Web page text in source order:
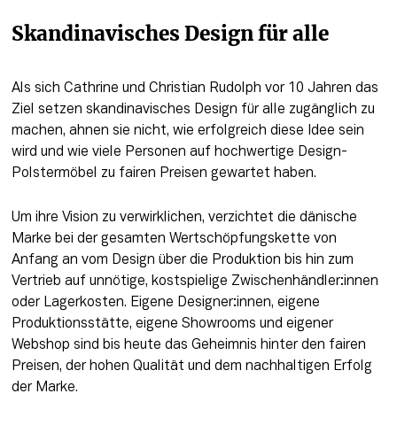
Skandinavisches Design für alle
Als sich Cathrine und Christian Rudolph vor 10 Jahren das
Ziel setzen skandinavisches Design für alle zugänglich zu
machen, ahnen sie nicht, wie erfolgreich diese Idee sein
wird und wie viele Personen auf hochwertige Design-
Polstermöbel zu fairen Preisen gewartet haben.
Um ihre Vision zu verwirklichen, verzichtet die dänische
Marke bei der gesamten Wertschöpfungskette von
Anfang an vom Design über die Produktion bis hin zum
Vertrieb auf unnötige, kostspielige Zwischenhändler:innen
oder Lagerkosten. Eigene Designer:innen, eigene
Produktionsstätte, eigene Showrooms und eigener
Webshop sind bis heute das Geheimnis hinter den fairen
Preisen, der hohen Qualität und dem nachhaltigen Erfolg
der Marke.